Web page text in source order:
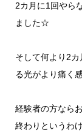
2カ月に1回やら
ました☆
そして何より2
る光がより痛く
経験者の方なら
終わりというわ